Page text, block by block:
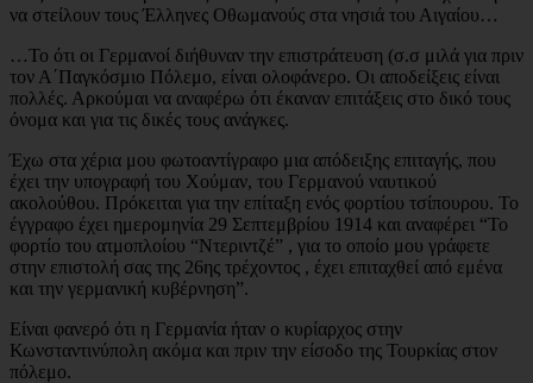
να στείλουν τους Έλληνες Οθωμανούς στα νησιά του Αιγαίου…
…Το ότι οι Γερμανοί διήθυναν την επιστράτευση (σ.σ μιλά για πριν
τον Α΄Παγκόσμιο Πόλεμο, είναι ολοφάνερο. Οι αποδείξεις είναι
πολλές. Αρκούμαι να αναφέρω ότι έκαναν επιτάξεις στο δικό τους
όνομα και για τις δικές τους ανάγκες.
Έχω στα χέρια μου φωτοαντίγραφο μια απόδειξης επιταγής, που
έχει την υπογραφή του Χούμαν, του Γερμανού ναυτικού
ακολούθου. Πρόκειται για την επίταξη ενός φορτίου τσίπουρου. Το
έγγραφο έχει ημερομηνία 29 Σεπτεμβρίου 1914 και αναφέρει “Το
φορτίο του ατμοπλοίου “Ντεριντζέ” , για το οποίο μου γράφετε
στην επιστολή σας της 26ης τρέχοντος , έχει επιταχθεί από εμένα
και την γερμανική κυβέρνηση”.
Είναι φανερό ότι η Γερμανία ήταν ο κυρίαρχος στην
Κωνσταντινύπολη ακόμα και πριν την είσοδο της Τουρκίας στον
πόλεμο.